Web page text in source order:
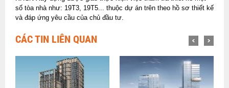
số tòa nhà như: 19T3, 19T5... thuộc dự án trên theo hồ sơ thiết kế
và đáp ứng yêu cầu của chủ đầu tư.
CÁC TIN LIÊN QUAN